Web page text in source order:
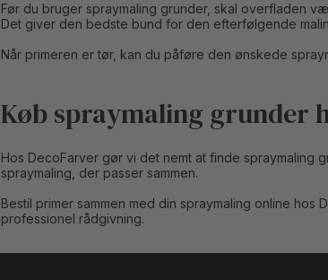
Før du bruger spraymaling grunder, skal overfladen
Det giver den bedste bund for den efterfølgende
Når primeren er tør, kan du påføre den ønskede
Køb spraymaling grunder
Hos DecoFarver gør vi det nemt at finde spraymaling
spraymaling, der passer sammen.
Bestil primer sammen med din spraymaling online
professionel rådgivning.